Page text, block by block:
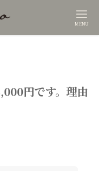
MENU
円です。理由